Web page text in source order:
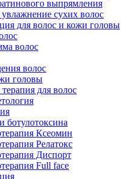
выпрямления
увлажнение сухих волос
для волос и кожи головы
волос
волос
головы
для волос
ботулотоксина
Ксеомин
Релатокс
Диспорт
Full face